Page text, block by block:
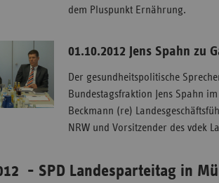
dem Pluspunkt Ernährung.
01.10.2012 Jens Spahn zu
Der gesundheitspolitische
Bundestagsfraktion Jens Spahn
Beckmann (re)
NRW und Vorsitzender des vdek
- SPD Landesparteitag in